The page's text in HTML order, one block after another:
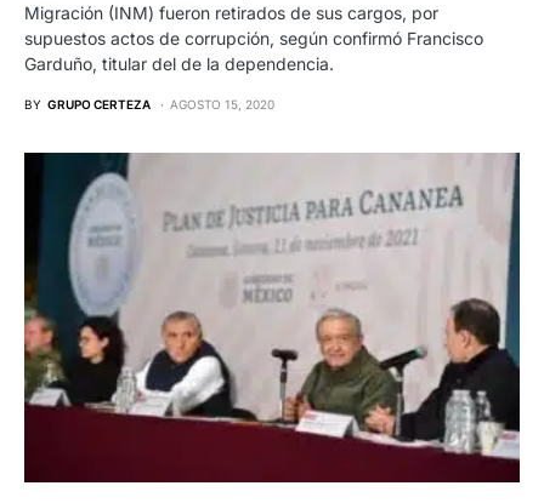
Migración (INM) fueron retirados de sus cargos, por
supuestos actos de corrupción, según confirmó Francisco
Garduño, titular del de la dependencia.
BY GRUPO CERTEZA AGOSTO 15, 2020